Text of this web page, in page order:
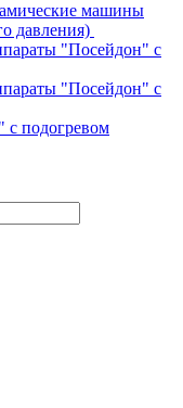
машины
давления)
"Посейдон" с
"Посейдон" с
подогревом